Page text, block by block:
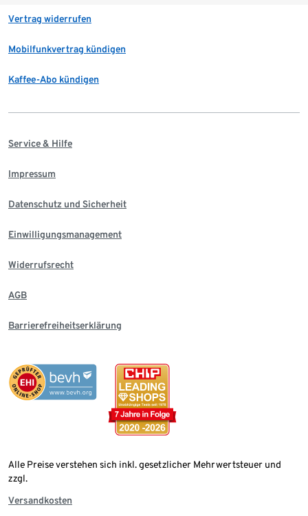
Vertrag widerrufen
Mobilfunkvertrag kündigen
Kaffee-Abo kündigen
Service & Hilfe
Impressum
Datenschutz und Sicherheit
Einwilligungsmanagement
Widerrufsrecht
AGB
Barrierefreiheitserklärung
Alle Preise verstehen sich inkl. gesetzlicher Mehrwertsteuer und
zzgl.
Versandkosten